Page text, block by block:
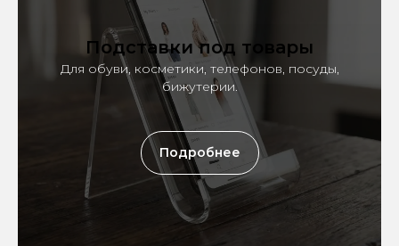
Подставки под товары
Для обуви, косметики, телефонов, посуды,
бижутерии.
Подробнее